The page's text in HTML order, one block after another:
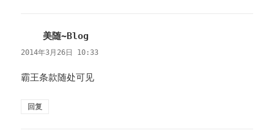
美随~Blog
道：
2014年3月26日 10:33
霸王条款随处可见
回复